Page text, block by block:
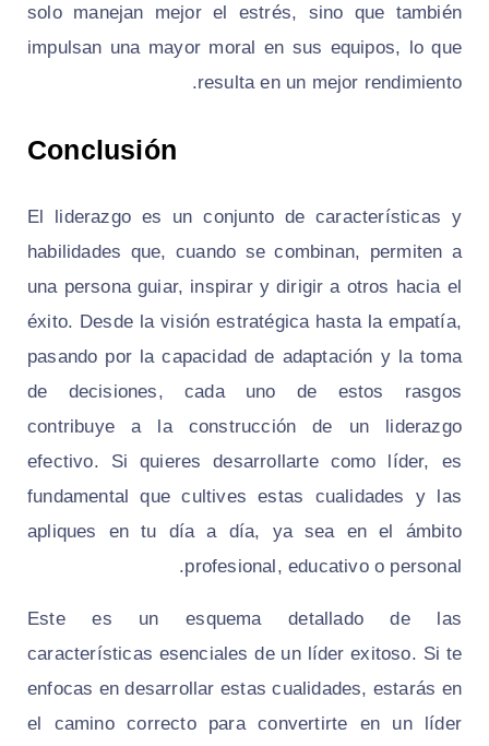
solo manejan mejor el estrés, sino que también
impulsan una mayor moral en sus equipos, lo que
resulta en un mejor rendimiento.
Conclusión
El liderazgo es un conjunto de características y
habilidades que, cuando se combinan, permiten a
una persona guiar, inspirar y dirigir a otros hacia el
éxito. Desde la visión estratégica hasta la empatía,
pasando por la capacidad de adaptación y la toma
de decisiones, cada uno de estos rasgos
contribuye a la construcción de un liderazgo
efectivo. Si quieres desarrollarte como líder, es
fundamental que cultives estas cualidades y las
apliques en tu día a día, ya sea en el ámbito
profesional, educativo o personal.
Este es un esquema detallado de las
características esenciales de un líder exitoso. Si te
enfocas en desarrollar estas cualidades, estarás en
el camino correcto para convertirte en un líder